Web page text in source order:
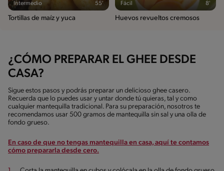
Intermedio 55'
Tortillas de maíz y yuca
Fácil 8'
Huevos revueltos cremosos
¿CÓMO PREPARAR EL GHEE DESDE
CASA?
Sigue estos pasos y podrás preparar un delicioso ghee casero.
Recuerda que lo puedes usar y untar donde tú quieras, tal y como
cualquier mantequilla tradicional. Para su preparación, nosotros te
recomendamos usar 500 gramos de mantequilla sin sal y una olla de
fondo grueso.
En caso de que no tengas mantequilla en casa, aquí te contamos
cómo prepararla desde cero.